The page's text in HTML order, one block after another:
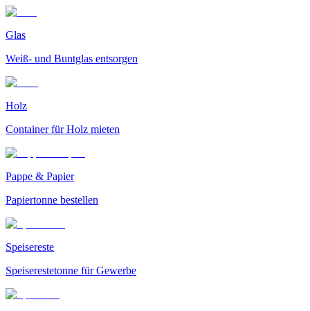
Glas
Weiß- und Buntglas entsorgen
Holz
Container für Holz mieten
Pappe & Papier
Papiertonne bestellen
Speisereste
Speiserestetonne für Gewerbe